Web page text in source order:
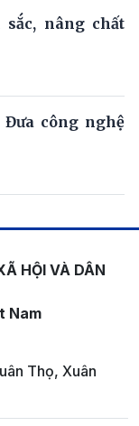
sắc, nâng chất
Đưa công nghệ
HỘI VÀ DÂN
Nam
Thọ, Xuân